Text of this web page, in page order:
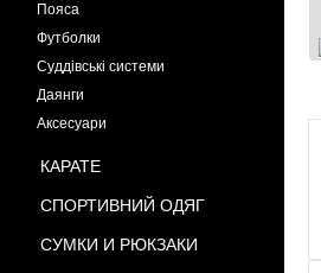
Пояса
Футболки
Суддівські системи
Даянги
Аксесуари
КАРАТЕ
СПОРТИВНИЙ ОДЯГ
СУМКИ И РЮКЗАКИ